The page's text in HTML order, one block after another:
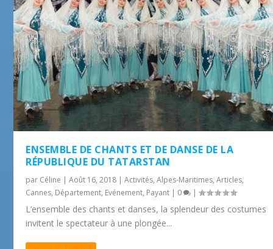
ENSEMBLE DE CHANTS ET DE DANSE DE LA
RÉPUBLIQUE DU TATARSTAN
par Céline |Août 16, 2018 |Activités,Alpes-Maritimes,Articles,
Cannes, Département, Evénement, Payant | 0 |
L’ensemble des chants et danses, la splendeur des costumes
invitent le spectateur à une plongée...